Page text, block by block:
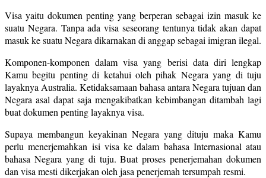
Visa yaitu dokumen penting yang berperan sebagai izin masuk ke
suatu Negara. Tanpa ada visa seseorang tentunya tidak akan dapat
masuk ke suatu Negara dikarnakan di anggap sebagai imigran ilegal.
Komponen-komponen dalam visa yang berisi data diri lengkap
Kamu begitu penting di ketahui oleh pihak Negara yang di tuju
layaknya Australia. Ketidaksamaan bahasa antara Negara tujuan dan
Negara asal dapat saja mengakibatkan kebimbangan ditambah lagi
buat dokumen penting layaknya visa.
Supaya membangun keyakinan Negara yang dituju maka Kamu
perlu menerjemahkan isi visa ke dalam bahasa Internasional atau
bahasa Negara yang di tuju. Buat proses penerjemahan dokumen
dan visa mesti dikerjakan oleh jasa penerjemah tersumpah resmi.